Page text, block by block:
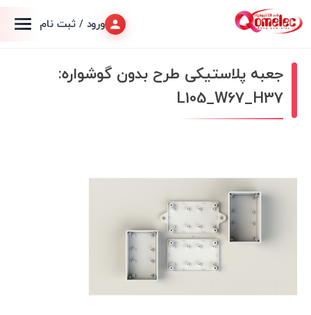
ورود / ثبت نام
جعبه پلاستیکی طرح بدون گوشواره:
L105_W67_H37